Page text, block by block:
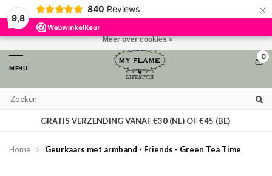
9,8
840 Reviews ×
MENU
0
GRATIS VERZENDING VANAF €30 (NL) OF €45 (BE)
Home Geurkaars met armband - Friends - Green Tea Time
Door het gebruiken van onze website, ga je akkoord met het gebruik van
cookies om onze website te verbeteren.
Meer over cookies »